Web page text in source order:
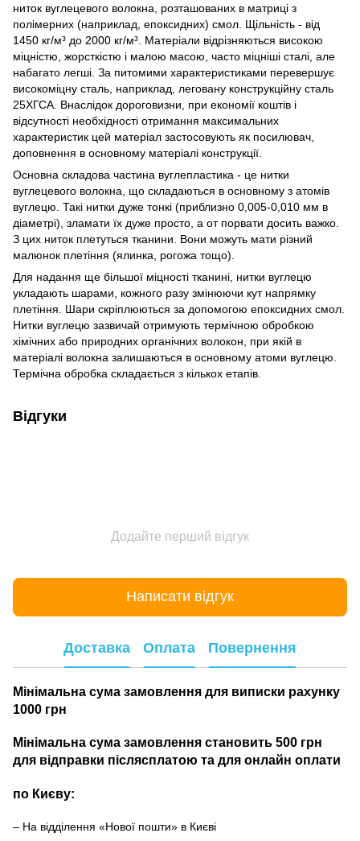
ниток вуглецевого волокна, розташованих в матриці з
полімерних (наприклад, епоксидних) смол. Щільність - від
1450 кг/м³ до 2000 кг/м³. Матеріали відрізняються високою
міцністю, жорсткістю і малою масою, часто міцніші сталі, але
набагато легші. За питомими характеристиками перевершує
високоміцну сталь, наприклад, леговану конструкційну сталь
25ХГСА. Внаслідок дороговизни, при економії коштів і
відсутності необхідності отримання максимальних
характеристик цей матеріал застосовують як посилювач,
доповнення в основному матеріалі конструкції.
Основна складова частина вуглепластика - це нитки
вуглецевого волокна, що складаються в основному з атомів
вуглецю. Такі нитки дуже тонкі (приблизно 0,005-0,010 мм в
діаметрі), зламати їх дуже просто, а от порвати досить важко.
З цих ниток плетуться тканини. Вони можуть мати різний
малюнок плетіння (ялинка, рогожа тощо).
Для надання ще більшої міцності тканині, нитки вуглецю
укладають шарами, кожного разу змінюючи кут напрямку
плетіння. Шари скріплюються за допомогою епоксидних смол.
Нитки вуглецю зазвичай отримують термічною обробкою
хімічних або природних органічних волокон, при якій в
матеріалі волокна залишаються в основному атоми вуглецю.
Термічна обробка складається з кількох етапів.
Відгуки
Додайте перший відгук
Написати відгук
Доставка Оплата Повернення
Мінімальна сума замовлення для виписки рахунку
1000 грн
Мінімальна сума замовлення становить 500 грн
для відправки післясплатою та для онлайн оплати
по Києву:
– На відділення «Нової пошти» в Києві